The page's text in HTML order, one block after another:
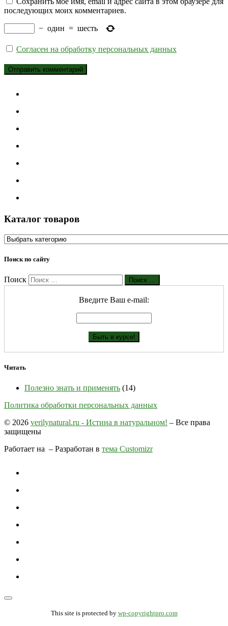
последующих моих комментариев.
− один = шесть
Согласен на обработку персональных данных
Каталог товаров
Поиск по сайту
Поиск Поиск …
Введите Ваш е-mail:
Читать
Полезно знать и применять (14)
Политика обработки персональных данных
© 2026 verilynatural.ru - Истина в натуральном! – Все права
защищены
Работает на – Разработан в тема Customizr
This site is protected by wp-copyrightpro.com